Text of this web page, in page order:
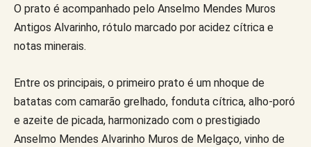
O prato é acompanhado pelo Anselmo Mendes Muros
Antigos Alvarinho, rótulo marcado por acidez cítrica e
notas minerais.
Entre os principais, o primeiro prato é um nhoque de
batatas com camarão grelhado, fonduta cítrica, alho-poró
e azeite de picada, harmonizado com o prestigiado
Anselmo Mendes Alvarinho Muros de Melgaço, vinho de